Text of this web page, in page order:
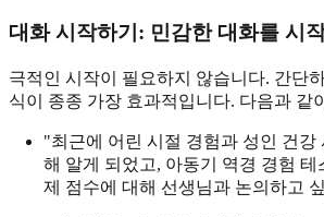
대화 시작하기: 민감한 대화를 시
극적인 시작이 필요하지 않습니다. 간단
식이 종종 가장 효과적입니다. 다음과 같
"최근에 어린 시절 경험과 성인 건강
해 알게 되었고, 아동기 역경 경험 테
제 점수에 대해 선생님과 논의하고